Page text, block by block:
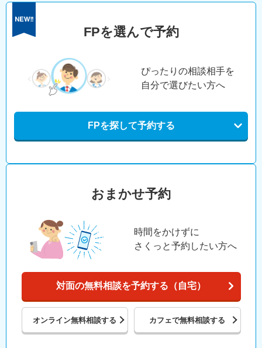
FPを選んで予約
ぴったりの相談相手を
自分で選びたい方へ
FPを探して予約する
おまかせ予約
時間をかけずに
さくっと予約したい方へ
対面の無料相談を予約する（自宅）
オンライン無料相談する カフェで無料相談する